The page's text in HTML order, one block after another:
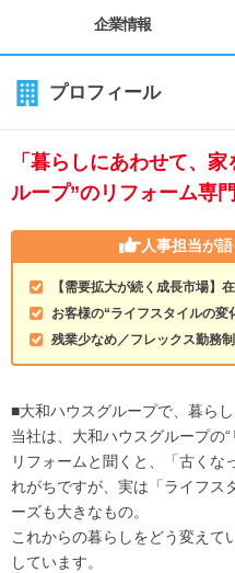
企業情報
プロフィール
「暮らしにあわせて、
ループ”のリフォーム専
人事担当が語
【需要拡大が続く成長市場】
お客様の“ライフスタイルの変
残業少なめ／フレックス勤務
■大和ハウスグループで、暮ら
当社は、大和ハウスグループの“
リフォームと聞くと、「古くな
れがちですが、実は「ライフス
ーズも大きなもの。
これからの暮らしをどう変えて
しています。